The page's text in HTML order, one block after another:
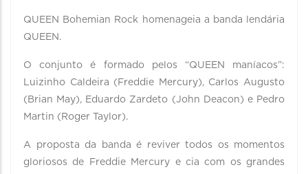
QUEEN Bohemian Rock homenageia a banda lendária
QUEEN.
O conjunto é formado pelos “QUEEN maníacos”:
Luizinho Caldeira (Freddie Mercury), Carlos Augusto
(Brian May), Eduardo Zardeto (John Deacon) e Pedro
Martin (Roger Taylor).
A proposta da banda é reviver todos os momentos
gloriosos de Freddie Mercury e cia com os grandes